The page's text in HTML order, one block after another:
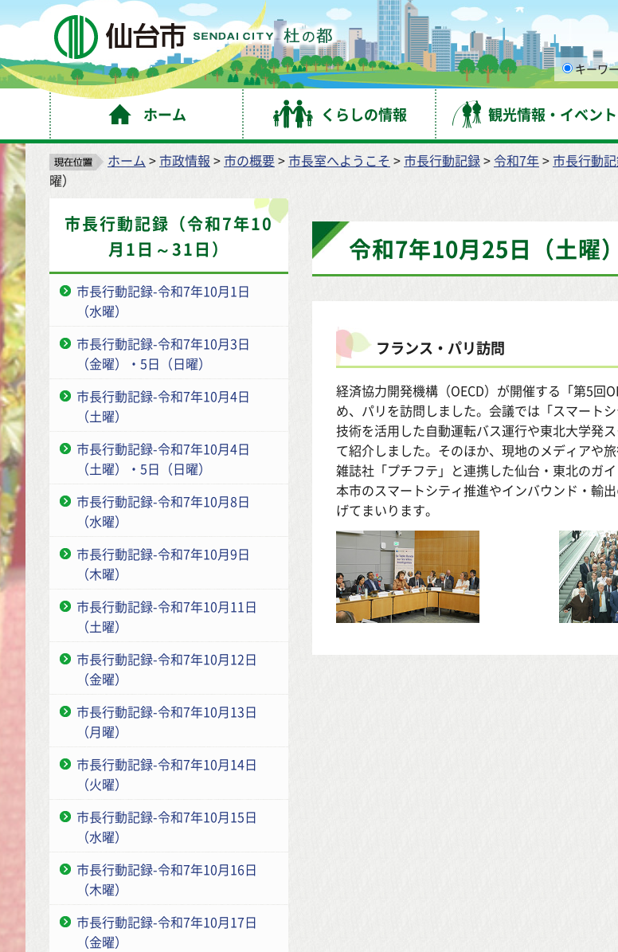
仙台市
キーワ
ホーム くらしの情報 観光情報・イベント
ホーム >市政情報 >市の概要>市長室へようこそ >市長行動記録>令和7年>市長行動
曜）
市長行動記録（令和7年10
月1日～31日）
市長行動記録-令和7年10月1日
（水曜）
市長行動記録-令和7年10月3日
（金曜）・5日（日曜）
市長行動記録-令和7年10月4日
（土曜）
市長行動記録-令和7年10月4日
（土曜）・5日（日曜）
市長行動記録-令和7年10月8日
（水曜）
市長行動記録-令和7年10月9日
（木曜）
市長行動記録-令和7年10月11日
（土曜）
市長行動記録-令和7年10月12日
（金曜）
市長行動記録-令和7年10月13日
（月曜）
市長行動記録-令和7年10月14日
（火曜）
市長行動記録-令和7年10月15日
（水曜）
市長行動記録-令和7年10月16日
（木曜）
市長行動記録-令和7年10月17日
（金曜）
令和7年10月25日（土曜
フランス・パリ訪問
経済協力開発機構（OECD）が開催する「第5回
め、パリを訪問しました。会議では「スマート
技術を活用した自動運転バス運行や東北大学発
て紹介しました。そのほか、現地のメディアや
雑誌社「プチフテ」と連携した仙台・東北のガ
本市のスマートシティ推進やインバウンド・輸
げてまいります。